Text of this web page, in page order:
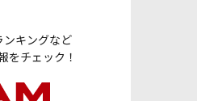
ンキングなど
をチェック！